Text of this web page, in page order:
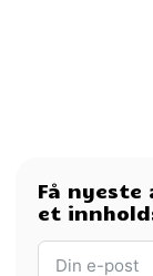
Få
et